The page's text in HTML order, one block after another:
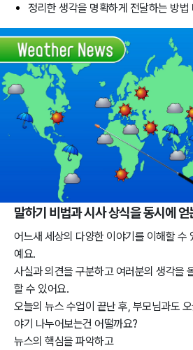
정리한 생각을 명확하게 전달하는 방법
말하기 비법과 시사 상식을 동시에
어느새 세상의 다양한 이야기를 이해할 수
예요.
사실과 의견을 구분하고 여러분의 생각을
할 수 있어요.
오늘의 뉴스 수업이 끝난 후, 부모님과도
야기 나누어보는건 어떨까요?
뉴스의 핵심을 파악하고